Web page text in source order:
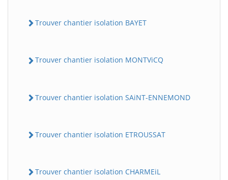
Trouver chantier isolation BAYET
Trouver chantier isolation MONTViCQ
Trouver chantier isolation SAiNT-ENNEMOND
Trouver chantier isolation ETROUSSAT
Trouver chantier isolation CHARMEiL
BatiWebPro